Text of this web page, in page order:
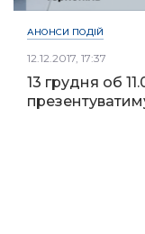
АНОНСИ ПОДІЙ
12.12.2017, 17:37
13 грудня об